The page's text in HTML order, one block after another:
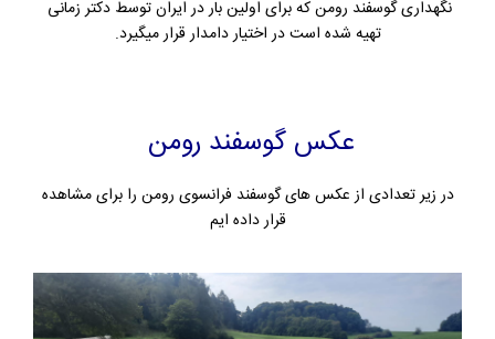
نگهداری گوسفند رومن که برای اولین بار در ایران توسط دکتر زمانی
تهیه شده است در اختیار دامدار قرار میگیرد.
عکس گوسفند رومن
در زیر تعدادی از عکس های گوسفند فرانسوی رومن را برای مشاهده
قرار داده ایم